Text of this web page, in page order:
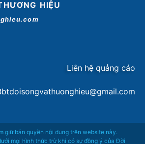
HIỆU
Liên hệ quảng cáo
giữ bản quyền nội dung trên website này.
mọi hình thức trừ khi có sự đồng ý của Đời